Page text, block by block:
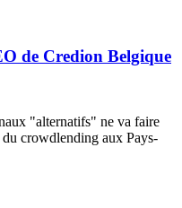
de Credion Belgique
"alternatifs" ne va faire
crowdlending aux Pays-